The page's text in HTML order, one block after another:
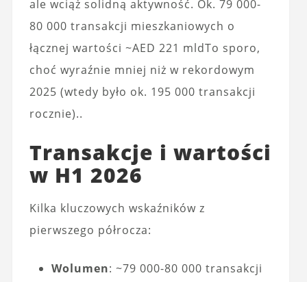
ale wciąż solidną aktywność. Ok. 79 000-
80 000 transakcji mieszkaniowych o
łącznej wartości ~AED 221 mldTo sporo,
choć wyraźnie mniej niż w rekordowym
2025 (wtedy było ok. 195 000 transakcji
rocznie)..
Transakcje i wartości
w H1 2026
Kilka kluczowych wskaźników z
pierwszego półrocza:
Wolumen: ~79 000-80 000 transakcji